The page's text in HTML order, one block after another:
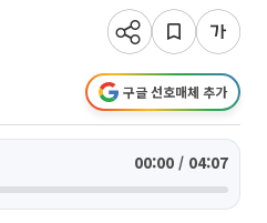
구글 선호매체 추가
00:00 / 04:07